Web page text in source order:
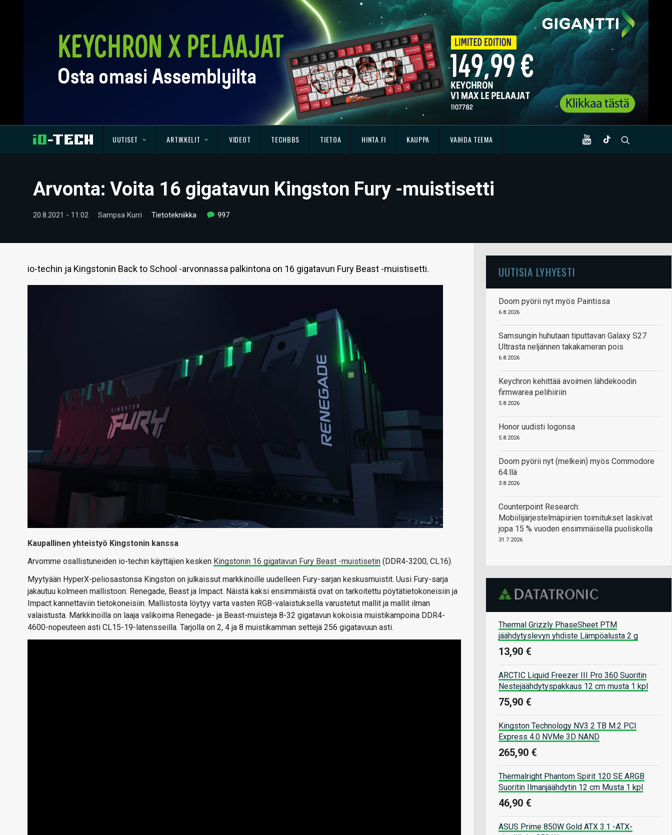
UUTISET ARTIKKELIT VIDEOT TECHBBS TIETOA HINTA.FI KAUPPA VAIHDA TEEMA
Arvonta: Voita 16 gigatavun Kingston Fury -muistisetti
20.8.2021 - 11:02 Sampsa Kurri Tietotekniikka 997
io-techin ja Kingstonin Back to School -arvonnassa palkintona on 16 gigatavun Fury Beast -muistisetti.
Kaupallinen yhteistyö Kingstonin kanssa
Arvomme osallistuneiden io-techin käyttäjien kesken Kingstonin 16 gigatavun Fury Beast -muistisetin (DDR4-3200, CL16).
Myytyään HyperX-peliosastonsa Kingston on julkaissut markkinoille uudelleen Fury-sarjan keskusmuistit. Uusi Fury-sarja
jakautuu kolmeen mallistoon: Renegade, Beast ja Impact. Näistä kaksi ensimmäistä ovat on tarkoitettu pöytätietokoneisiin ja
Impact kannettaviin tietokoneisiin. Mallistosta löytyy varta vasten RGB-valaistuksella varustetut mallit ja mallit ilman
valaistusta. Markkinoilla on laaja valikoima Renegade- ja Beast-muisteja 8-32 gigatavun kokoisia muistikampoina DDR4-
4600-nopeuteen asti CL15-19-latensseilla. Tarjolla on 2, 4 ja 8 muistikamman settejä 256 gigatavuun asti.
UUTISIA LYHYESTI
Doom pyörii nyt myös Paintissa
6.8.2026
Samsungin huhutaan tiputtavan Galaxy S27
Ultrasta neljännen takakameran pois
6.8.2026
Keychron kehittää avoimen lähdekoodin
firmwarea pelihiiriin
5.8.2026
Honor uudisti logonsa
5.8.2026
Doom pyörii nyt (melkein) myös Commodore
64:llä
3.8.2026
Counterpoint Research:
Mobiilijärjestelmäpiirien toimitukset laskivat
jopa 15 % vuoden ensimmäisellä puoliskolla
31.7.2026
Thermal Grizzly PhaseSheet PTM
jäähdytyslevyn yhdiste Lämpöalusta 2 g
13,90 €
ARCTIC Liquid Freezer III Pro 360 Suoritin
Nestejäähdytyspakkaus 12 cm musta 1 kpl
75,90 €
Kingston Technology NV3 2 TB M.2 PCI
Express 4.0 NVMe 3D NAND
265,90 €
Thermalright Phantom Spirit 120 SE ARGB
Suoritin Ilmanjäähdytin 12 cm Musta 1 kpl
46,90 €
ASUS Prime 850W Gold ATX 3.1 -ATX-